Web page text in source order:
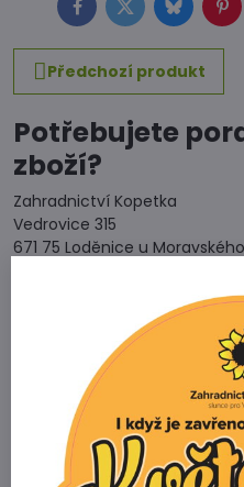
FacebookTwitterBluesky
Předchozí produkt
Potřebujete
zboží?
Zahradnictví Kopetka
Vedrovice 315
671 75 Loděnice u
+420 731 103 985
Prodejna
+420 607 042 662
Email